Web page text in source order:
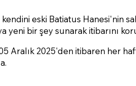
eski Batiatus Hanesi'nin
yeni bir şey sunarak itibarını
Aralık 2025'den itibaren her